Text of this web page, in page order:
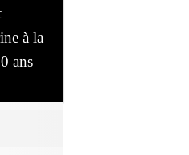
à la
ans